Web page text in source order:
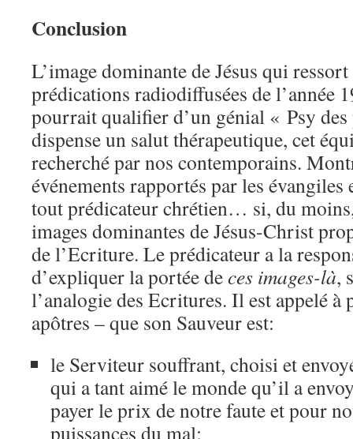
Conclusion
L’image dominante de Jésus qui
prédications radiodiffusées de l’année
pourrait qualifier d’un génial « Psy
dispense un salut thérapeutique, cet
recherché par nos contemporains.
événements rapportés par les
tout prédicateur chrétien… si, du
images dominantes de Jésus-Christ
de l’Ecriture. Le prédicateur a la
d’expliquer la portée deces images-là,
l’analogie des Ecritures. Il est appelé à
apôtres – que son Sauveur est:
le Serviteur souffrant, choisi et
qui a tant aimé le monde qu’il a
payer le prix de notre faute et pour
puissances du mal;